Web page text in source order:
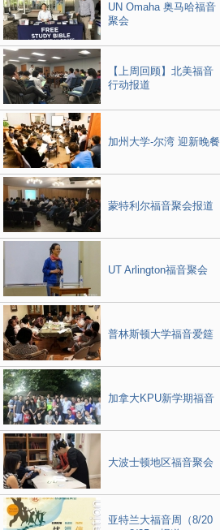
UN Omaha 奥马哈福音
聚会
【上周回顾】北美福音
行动报道
加州大学-尔湾 迎新晚餐
蒙特利尔福音聚会报道
UT Arlington福音聚会
普林斯顿大学福音爱筵
加拿大KPU新学期福音
大波士顿地区福音聚会
亚特兰大福音周（8/20